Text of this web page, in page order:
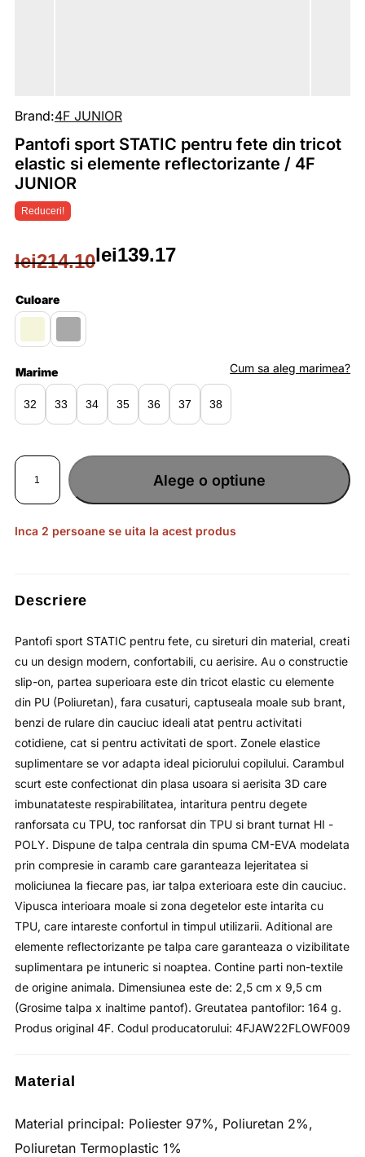
Reduceri!
Brand:4F JUNIOR
Pantofi sport STATIC pentru fete din tricot
elastic si elemente reflectorizante / 4F
JUNIOR
lei214.10
Prețul
inițial
a
fost:
lei214.10.
lei139.17
Prețul
curent
este:
lei139.17.
Culoare
Marime
32 33 34 35 36 37 38
Cum sa aleg marimea?
Cantitate
Pantofi
sport
pentru
fete
tricot
elastic
JUNIOR
Alege o optiune
Inca 2 persoane se uita la acest produs
Descriere
Pantofi sport STATIC pentru fete, cu sireturi din material, creati
cu un design modern, confortabili, cu aerisire. Au o constructie
slip-on, partea superioara este din tricot elastic cu elemente
din PU (Poliuretan), fara cusaturi, captuseala moale sub brant,
benzi de rulare din cauciuc ideali atat pentru activitati
cotidiene, cat si pentru activitati de sport. Zonele elastice
suplimentare se vor adapta ideal piciorului copilului. Carambul
scurt este confectionat din plasa usoara si aerisita 3D care
imbunatateste respirabilitatea, intaritura pentru degete
ranforsata cu TPU, toc ranforsat din TPU si brant turnat HI -
POLY. Dispune de talpa centrala din spuma CM-EVA modelata
prin compresie in caramb care garanteaza lejeritatea si
moliciunea la fiecare pas, iar talpa exterioara este din cauciuc.
Vipusca interioara moale si zona degetelor este intarita cu
TPU, care intareste confortul in timpul utilizarii. Aditional are
elemente reflectorizante pe talpa care garanteaza o vizibilitate
suplimentara pe intuneric si noaptea. Contine parti non-textile
de origine animala. Dimensiunea este de: 2,5 cm x 9,5 cm
(Grosime talpa x inaltime pantof). Greutatea pantofilor: 164 g.
Produs original 4F. Codul producatorului: 4FJAW22FLOWF009
Material
Material principal: Poliester 97%, Poliuretan 2%,
Poliuretan Termoplastic 1%